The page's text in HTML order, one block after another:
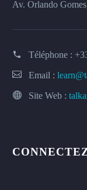
Av. Orlando
Téléphone :
Email :
Site Web :